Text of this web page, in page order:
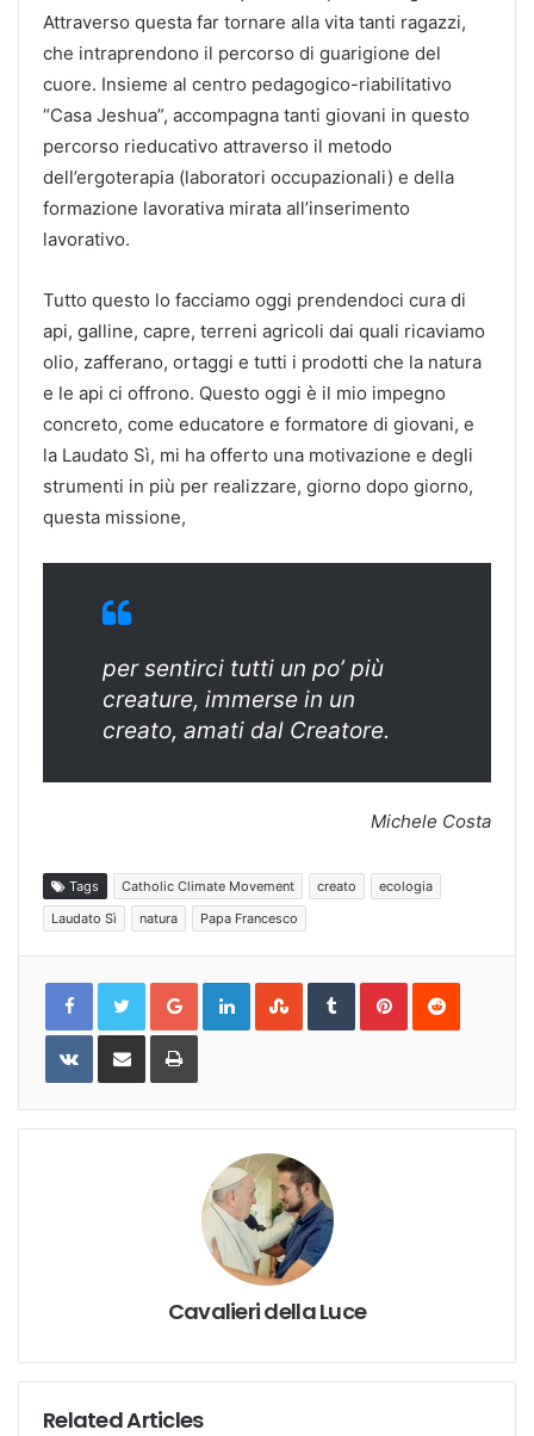
Attraverso questa far tornare alla vita tanti ragazzi,
che intraprendono il percorso di guarigione del
cuore. Insieme al centro pedagogico-riabilitativo
“Casa Jeshua”, accompagna tanti giovani in questo
percorso rieducativo attraverso il metodo
dell’ergoterapia (laboratori occupazionali) e della
formazione lavorativa mirata all’inserimento
lavorativo.
Tutto questo lo facciamo oggi prendendoci cura di
api, galline, capre, terreni agricoli dai quali ricaviamo
olio, zafferano, ortaggi e tutti i prodotti che la natura
e le api ci offrono. Questo oggi è il mio impegno
concreto, come educatore e formatore di giovani, e
la Laudato Sì, mi ha offerto una motivazione e degli
strumenti in più per realizzare, giorno dopo giorno,
questa missione,
per sentirci tutti un po’ più
creature, immerse in un
creato, amati dal Creatore.
Michele Costa
Tags Catholic Climate Movement creato
ecologia
Laudato Sì
natura Papa Francesco
Google+LinkedInStumbleUpon
TumblrPinterestReddit
VKontakteShare
Email
Print
Cavalieri della Luce
Related Articles